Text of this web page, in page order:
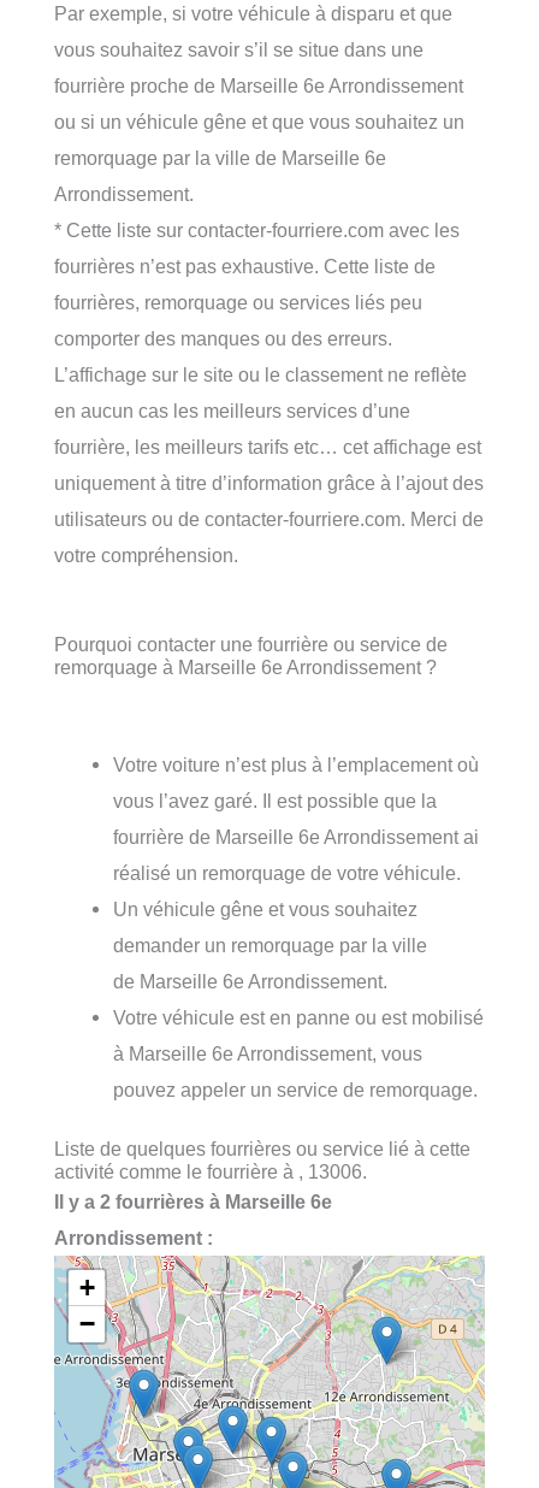
Par exemple, si votre véhicule à disparu et que
vous souhaitez savoir s’il se situe dans une
fourrière proche de Marseille 6e Arrondissement
ou si un véhicule gêne et que vous souhaitez un
remorquage par la ville de Marseille 6e
Arrondissement.
* Cette liste sur contacter-fourriere.com avec les
fourrières n’est pas exhaustive. Cette liste de
fourrières, remorquage ou services liés peu
comporter des manques ou des erreurs.
L’affichage sur le site ou le classement ne reflète
en aucun cas les meilleurs services d’une
fourrière, les meilleurs tarifs etc… cet affichage est
uniquement à titre d’information grâce à l’ajout des
utilisateurs ou de contacter-fourriere.com. Merci de
votre compréhension.
Pourquoi contacter une fourrière ou service de
remorquage à Marseille 6e Arrondissement ?
Votre voiture n’est plus à l’emplacement où
vous l’avez garé. Il est possible que la
fourrière de Marseille 6e Arrondissement ai
réalisé un remorquage de votre véhicule.
Un véhicule gêne et vous souhaitez
demander un remorquage par la ville
de Marseille 6e Arrondissement.
Votre véhicule est en panne ou est mobilisé
à Marseille 6e Arrondissement, vous
pouvez appeler un service de remorquage.
Liste de quelques fourrières ou service lié à cette
activité comme le fourrière à , 13006.
Il y a 2 fourrières à Marseille 6e
Arrondissement :
+
−